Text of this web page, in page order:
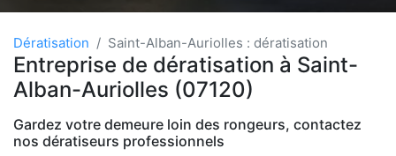
Dératisation Saint-Alban-Auriolles : dératisation
Entreprise de dératisation à Saint-
Alban-Auriolles (07120)
Gardez votre demeure loin des rongeurs, contactez
nos dératiseurs professionnels